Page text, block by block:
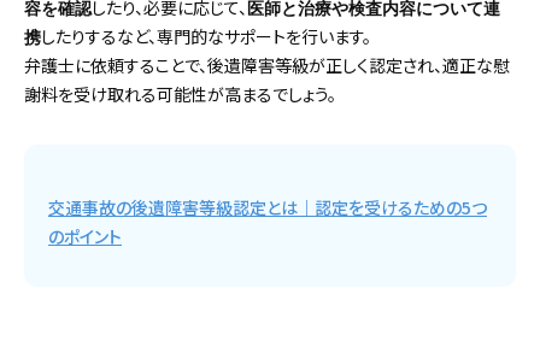
容を確認したり、必要に応じて、 医師と治療や検査内容について連
携したりするなど、専門的なサポートを行います。
弁護士に依頼することで、後遺障害等級が正しく認定され、適正な慰
謝料を受け取れる可能性が高まるでしょう。
交通事故の後遺障害等級認定とは｜認定を受けるための5つ
のポイント